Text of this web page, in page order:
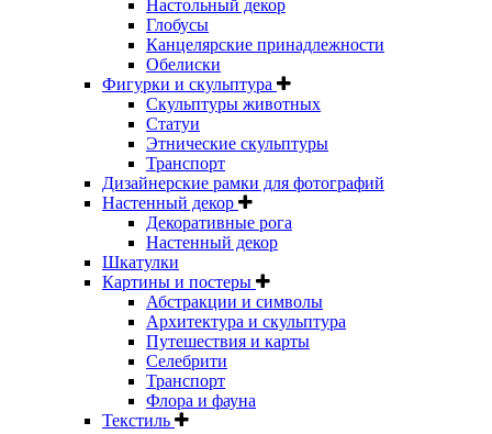
Настольный декор
Глобусы
Канцелярские принадлежности
Обелиски
Фигурки и скульптура
Скульптуры животных
Статуи
Этнические скульптуры
Транспорт
Дизайнерские рамки для фотографий
Настенный декор
Декоративные рога
Настенный декор
Шкатулки
Картины и постеры
Абстракции и символы
Архитектура и скульптура
Путешествия и карты
Селебрити
Транспорт
Флора и фауна
Текстиль